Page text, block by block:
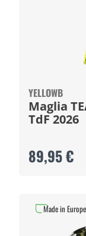
YELLOWB
Maglia
TdF 2026
89,95 €
Made in Europe